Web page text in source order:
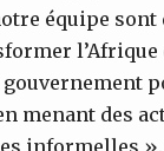
équipe sont
l’Afrique
menant des